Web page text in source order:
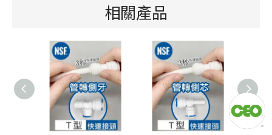
相關產品